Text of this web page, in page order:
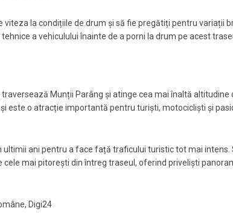
la condițiile de drum și să fie pregătiți pentru variații
a vehiculului înainte de a porni la drum pe acest
Munții Parâng și atinge cea mai înaltă altitudine
este o atracție importantă pentru turiști, motocicliști și
ani pentru a face față traficului turistic tot mai intens.
mai pitorești din întreg traseul, oferind priveliști
Digi24